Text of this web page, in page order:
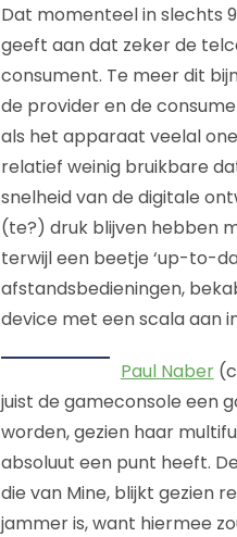
Dat momenteel in slechts
geeft aan dat zeker de
consument. Te meer dit
de provider en de
als het apparaat veelal
relatief weinig bruikbare
snelheid van de digitale
(te?) druk blijven hebben
terwijl een beetje ‘up-to-
afstandsbedieningen,
device met een scala aan
Paul Naber
juist de gameconsole een
worden, gezien haar
absoluut een punt heeft.
die van Mine, blijkt gezien
jammer is, want hiermee